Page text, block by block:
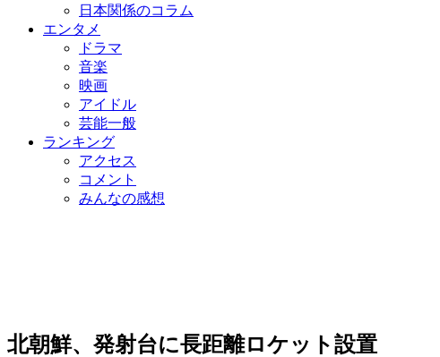
日本関係のコラム
エンタメ
ドラマ
音楽
映画
アイドル
芸能一般
ランキング
アクセス
コメント
みんなの感想
北朝鮮、発射台に長距離ロケット設置